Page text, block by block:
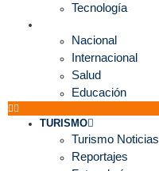
Tecnología
Nacional
Internacional
Salud
Educación
TURISMO
Turismo Noticias
Reportajes